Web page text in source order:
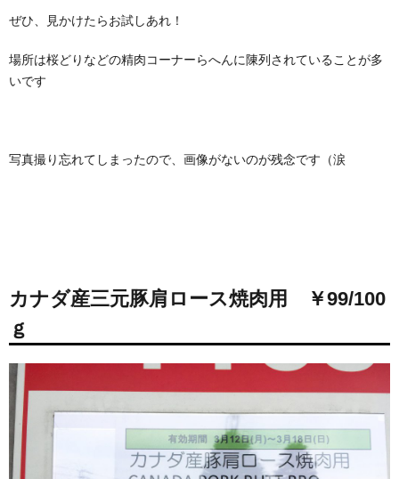
ぜひ、見かけたらお試しあれ！
場所は桜どりなどの精肉コーナーらへんに陳列されていることが多
いです
写真撮り忘れてしまったので、画像がないのが残念です（涙
カナダ産三元豚肩ロース焼肉用 ￥99/100
ｇ